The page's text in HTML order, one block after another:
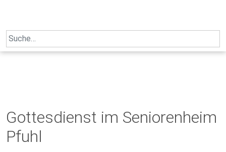
Search
for:
Gottesdienst im Seniorenheim
Pfuhl